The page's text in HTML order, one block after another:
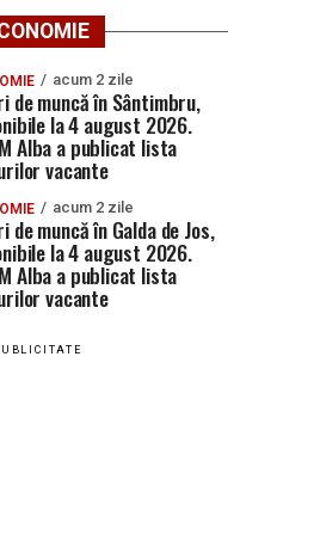
acum 2 zile
de muncă în Sântimbru,
la 4 august 2026.
Alba a publicat lista
vacante
acum 2 zile
de muncă în Galda de Jos,
la 4 august 2026.
Alba a publicat lista
vacante